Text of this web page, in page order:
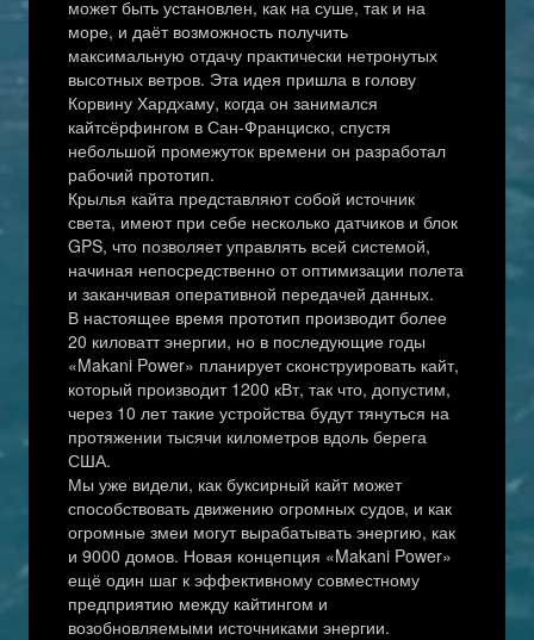
может быть установлен, как на суше, так и на
море, и даёт возможность получить
максимальную отдачу практически нетронутых
высотных ветров. Эта идея пришла в голову
Корвину Хардхаму, когда он занимался
кайтсёрфингом в Сан-Франциско, спустя
небольшой промежуток времени он разработал
рабочий прототип.
Крылья кайта представляют собой источник
света, имеют при себе несколько датчиков и блок
GPS, что позволяет управлять всей системой,
начиная непосредственно от оптимизации полета
и заканчивая оперативной передачей данных.
В настоящее время прототип производит более
20 киловатт энергии, но в последующие годы
«Makani Power» планирует сконструировать кайт,
который производит 1200 кВт, так что, допустим,
через 10 лет такие устройства будут тянуться на
протяжении тысячи километров вдоль берега
США.
Мы уже видели, как буксирный кайт может
способствовать движению огромных судов, и как
огромные змеи могут вырабатывать энергию, как
и 9000 домов. Новая концепция «Makani Power»
ещё один шаг к эффективному совместному
предприятию между кайтингом и
возобновляемыми источниками энергии.